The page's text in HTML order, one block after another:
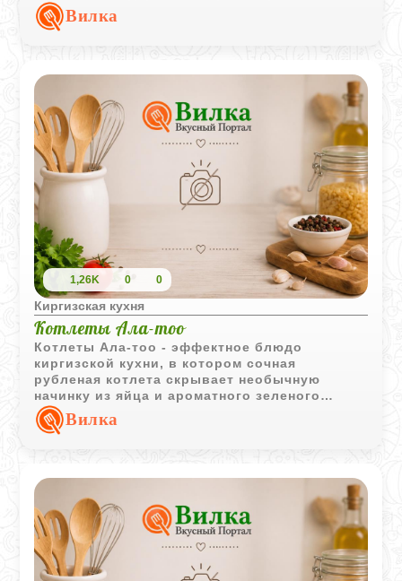
складыванию изделие приобретает
характерную структуру и особенно хорошо
Вилка
1,26K 0 0
Киргизская кухня
Котлеты Ала-тоо
Котлеты Ала-тоо - эффектное блюдо
киргизской кухни, в котором сочная
рубленая котлета скрывает необычную
начинку из яйца и ароматного зеленого
масла. Подача с овощами и картофелем
делает блюдо полноценным и очень сытным.
Вилка